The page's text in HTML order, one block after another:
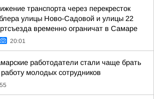
транспорта через перекресток
улицы Ново-Садовой и улицы 22
временно ограничат в Самаре
20:01
работодатели стали чаще брать
работу молодых сотрудников